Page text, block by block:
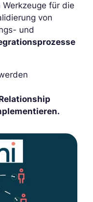
für die
von
und